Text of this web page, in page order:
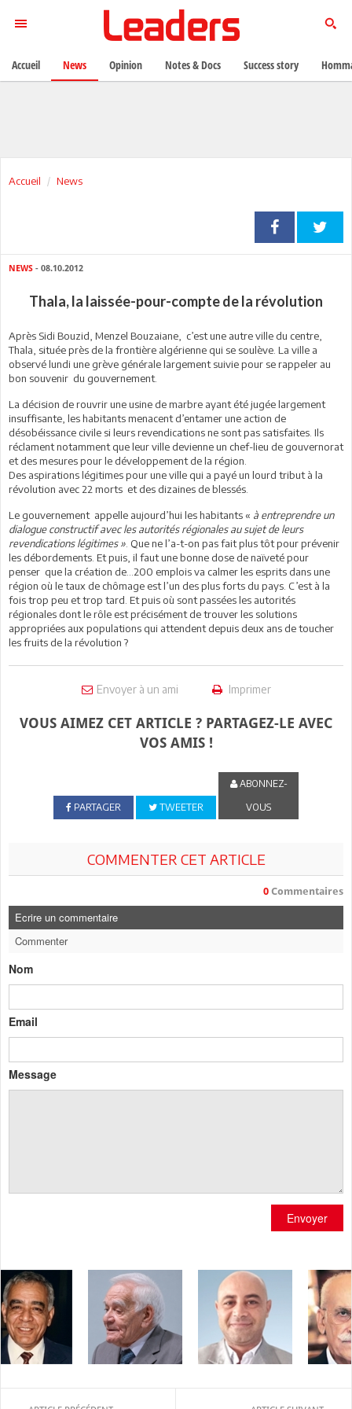
Accueil News
NEWS - 08.10.2012
Thala, la laissée-pour-compte de la révolution
Après Sidi Bouzid, Menzel Bouzaiane, c’est une autre ville du centre,
Thala, située près de la frontière algérienne qui se soulève. La ville a
observé lundi une grève générale largement suivie pour se rappeler au
bon souvenir du gouvernement.
La décision de rouvrir une usine de marbre ayant été jugée largement
insuffisante, les habitants menacent d’entamer une action de
désobéissance civile si leurs revendications ne sont pas satisfaites. Ils
réclament notamment que leur ville devienne un chef-lieu de gouvernorat
et des mesures pour le développement de la région.
Des aspirations légitimes pour une ville qui a payé un lourd tribut à la
révolution avec 22 morts et des dizaines de blessés.
Le gouvernement appelle aujourd’hui les habitants « à entreprendre un
dialogue constructif avec les autorités régionales au sujet de leurs
revendications légitimes » . Que ne l’a-t-on pas fait plus tôt pour prévenir
les débordements. Et puis, il faut une bonne dose de naïveté pour
penser que la création de…200 emplois va calmer les esprits dans une
région où le taux de chômage est l’un des plus forts du pays. C’est à la
fois trop peu et trop tard. Et puis où sont passées les autorités
régionales dont le rôle est précisément de trouver les solutions
appropriées aux populations qui attendent depuis deux ans de toucher
les fruits de la révolution ?
Envoyer à un ami Imprimer
VOUS AIMEZ CET ARTICLE ? PARTAGEZ-LE AVEC
VOS AMIS !
PARTAGER TWEETER
ABONNEZ-
VOUS
COMMENTER CET ARTICLE
0 Commentaires
Ecrire un commentaire
Commenter
Nom
Email
Message
Envoyer
Accueil News Opinion Notes & Docs Success story